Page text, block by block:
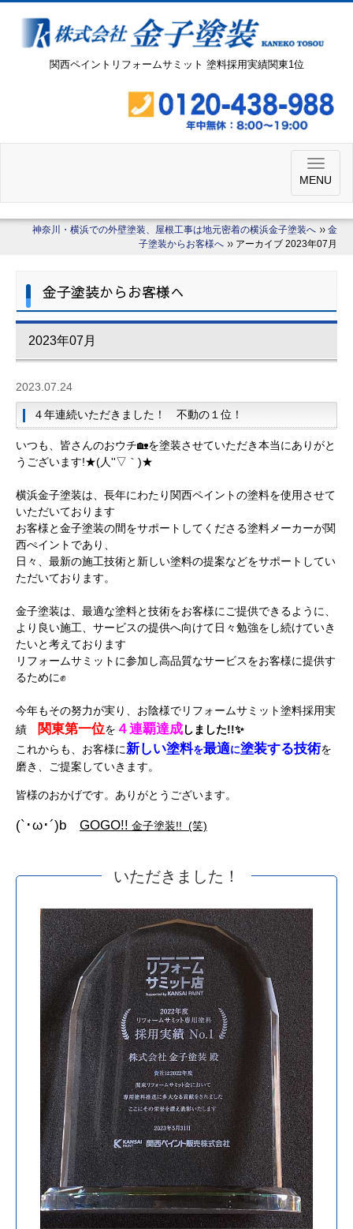
関西ペイントリフォームサミット 塗料採用実績関東1位
MENU
神奈川・横浜での外壁塗装、屋根工事は地元密着の横浜金子塗装へ
金
子塗装からお客様へ
アーカイブ 2023年07月
金子塗装からお客様へ
2023年07月
2023.07.24
４年連続いただきました！ 不動の１位！
いつも、皆さんのおウチ🏡を塗装させていただき本当にありがと
うございます!★(人''▽｀)★
横浜金子塗装は、長年にわたり関西ペイントの塗料を使用させて
いただいております
お客様と金子塗装の間をサポートしてくださる塗料メーカーが関
西ぺイントであり、
日々、最新の施工技術と新しい塗料の提案などをサポートしてい
ただいております。
金子塗装は、最適な塗料と技術をお客様にご提供できるように、
より良い施工、サービスの提供へ向けて日々勉強をし続けていき
たいと考えております
リフォームサミットに参加し高品質なサービスをお客様に提供す
るために✊
今年もその努力が実り、お陰様でリフォームサミット塗料採用実
績
関東第一位を ４連覇達成しました!!✨
これからも、お客様に新しい塗料を最適に塗装する技術を
磨き、ご提案していきます。
皆様のおかげです。ありがとうございます。
(`･ω･´)b GOGO!! 金子塗装!! (笑)
いただきました！